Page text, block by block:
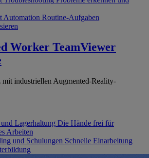
Automation Routine-Aufgaben
Worker TeamViewer
industriellen Augmented-Reality-
Lagerhaltung Die Hände frei für
Arbeiten
und Schulungen Schnelle Einarbeitung